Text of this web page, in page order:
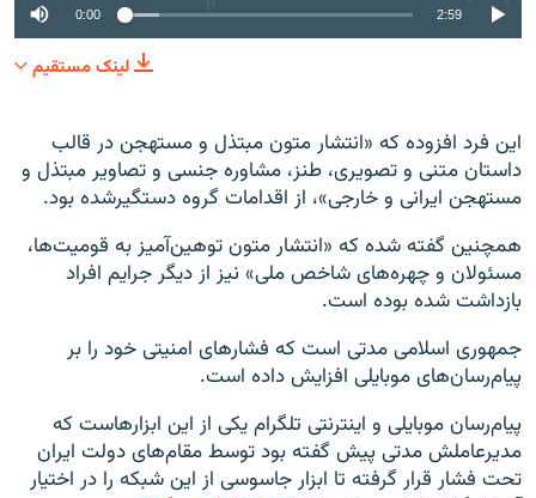
0:00 2:59
لینک مستقیم
این فرد افزوده که «انتشار متون مبتذل و مستهجن در قالب
داستان متنی و تصویری، طنز، مشاوره جنسی و تصاویر مبتذل و
مستهجن ایرانی و خارجی»، از اقدامات گروه دستگیرشده بود.
همچنین گفته شده که «انتشار متون توهین‌آمیز به قومیت‌ها،
مسئولان و چهره‌های شاخص ملی» نیز از دیگر جرایم افراد
بازداشت شده بوده است.
جمهوری اسلامی مدتی است که فشارهای امنیتی خود را بر
پیام‌رسان‌های موبایلی افزایش داده است.
پیام‌رسان موبایلی و اینترنتی تلگرام یکی از این ابزارهاست که
مدیرعاملش مدتی پیش گفته بود توسط مقام‌های دولت ایران
تحت فشار قرار گرفته تا ابزار جاسوسی از این شبکه را در اختیار